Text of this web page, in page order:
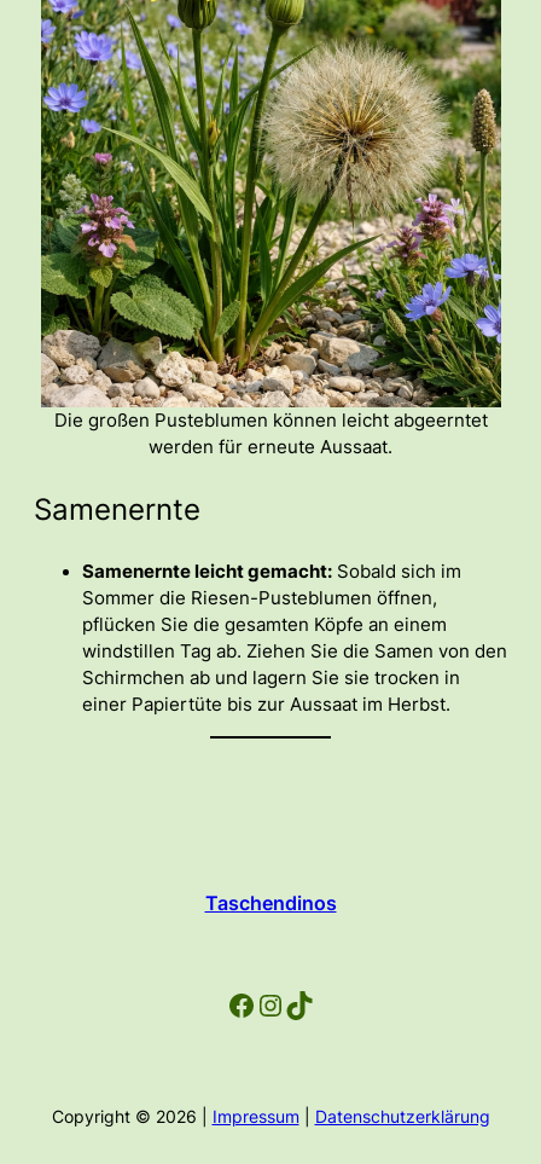
Die großen Pusteblumen können leicht abgeerntet
werden für erneute Aussaat.
Samenernte
Samenernte leicht gemacht: Sobald sich im
Sommer die Riesen-Pusteblumen öffnen,
pflücken Sie die gesamten Köpfe an einem
windstillen Tag ab. Ziehen Sie die Samen von den
Schirmchen ab und lagern Sie sie trocken in
einer Papiertüte bis zur Aussaat im Herbst.
Taschendinos
Facebook InstagramTikTok
Copyright © 2026 | Impressum Datenschutzerklärung